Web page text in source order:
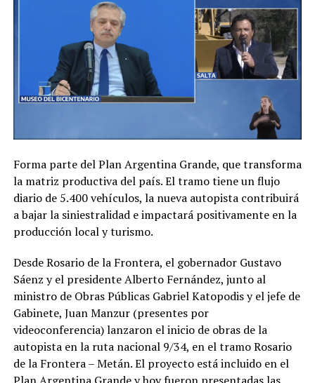
Forma parte del Plan Argentina Grande, que transforma
la matriz productiva del país. El tramo tiene un flujo
diario de 5.400 vehículos, la nueva autopista contribuirá
a bajar la siniestralidad e impactará positivamente en la
producción local y turismo.
Desde Rosario de la Frontera, el gobernador Gustavo
Sáenz y el presidente Alberto Fernández, junto al
ministro de Obras Públicas Gabriel Katopodis y el jefe de
Gabinete, Juan Manzur (presentes por
videoconferencia) lanzaron el inicio de obras de la
autopista en la ruta nacional 9/34, en el tramo Rosario
de la Frontera – Metán. El proyecto está incluido en el